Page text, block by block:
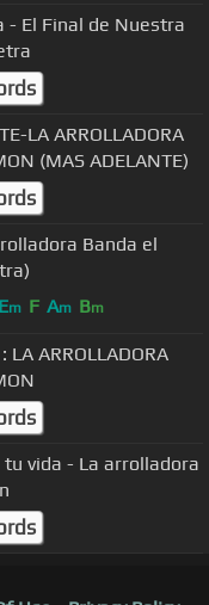
- El Final de Nuestra
LA ARROLLADORA
(MAS ADELANTE)
Banda el
Em F Am Bm
LA ARROLLADORA
tu vida - La arrolladora